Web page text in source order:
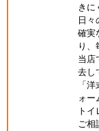
きに
日々
確実
り、
当店
去し
「
ォー
ト
ご相